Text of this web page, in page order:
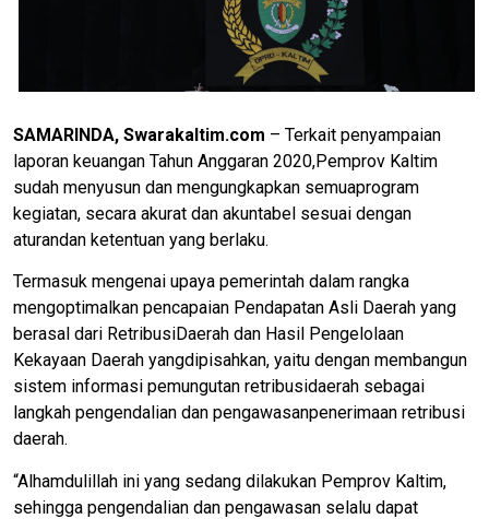
SAMARINDA, Swarakaltim.com – Terkait penyampaian
laporan keuangan Tahun Anggaran 2020,Pemprov Kaltim
sudah menyusun dan mengungkapkan semuaprogram
kegiatan, secara akurat dan akuntabel sesuai dengan
aturandan ketentuan yang berlaku.
Termasuk mengenai upaya pemerintah dalam rangka
mengoptimalkan pencapaian Pendapatan Asli Daerah yang
berasal dari RetribusiDaerah dan Hasil Pengelolaan
Kekayaan Daerah yangdipisahkan, yaitu dengan membangun
sistem informasi pemungutan retribusidaerah sebagai
langkah pengendalian dan pengawasanpenerimaan retribusi
daerah.
“Alhamdulillah ini yang sedang dilakukan Pemprov Kaltim,
sehingga pengendalian dan pengawasan selalu dapat